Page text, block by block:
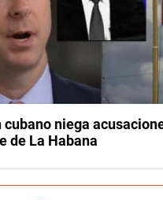
cubano niega
de La Habana